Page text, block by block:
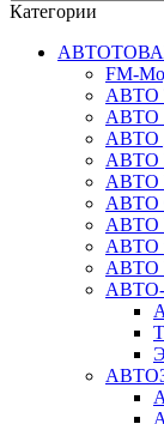
Категории
FM-
АВТО
АВТО
АВТО
АВТО
АВТО
АВТО
АВТО